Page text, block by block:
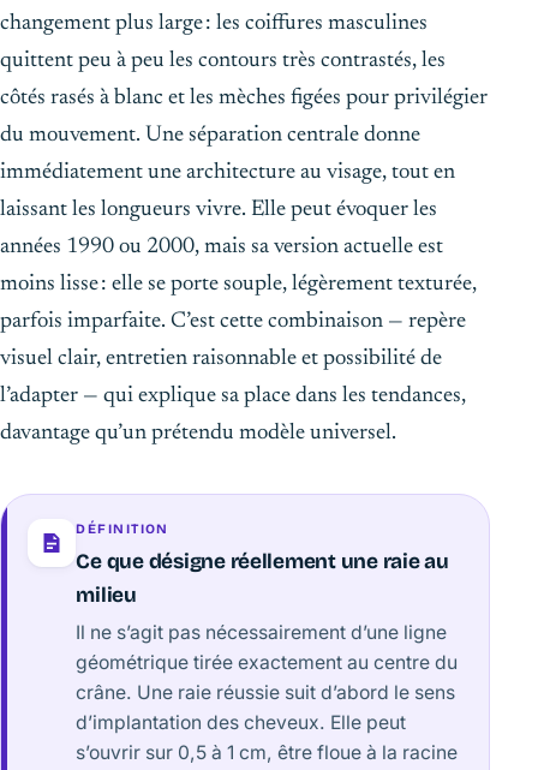
changement plus large : les coiffures masculines
quittent peu à peu les contours très contrastés, les
côtés rasés à blanc et les mèches figées pour privilégier
du mouvement. Une séparation centrale donne
immédiatement une architecture au visage, tout en
laissant les longueurs vivre. Elle peut évoquer les
années 1990 ou 2000, mais sa version actuelle est
moins lisse : elle se porte souple, légèrement texturée,
parfois imparfaite. C’est cette combinaison — repère
visuel clair, entretien raisonnable et possibilité de
l’adapter — qui explique sa place dans les tendances,
davantage qu’un prétendu modèle universel.
DÉFINITION
Ce que désigne réellement une raie au
milieu
Il ne s’agit pas nécessairement d’une ligne
géométrique tirée exactement au centre du
crâne. Une raie réussie suit d’abord le sens
d’implantation des cheveux. Elle peut
s’ouvrir sur 0,5 à 1 cm, être floue à la racine